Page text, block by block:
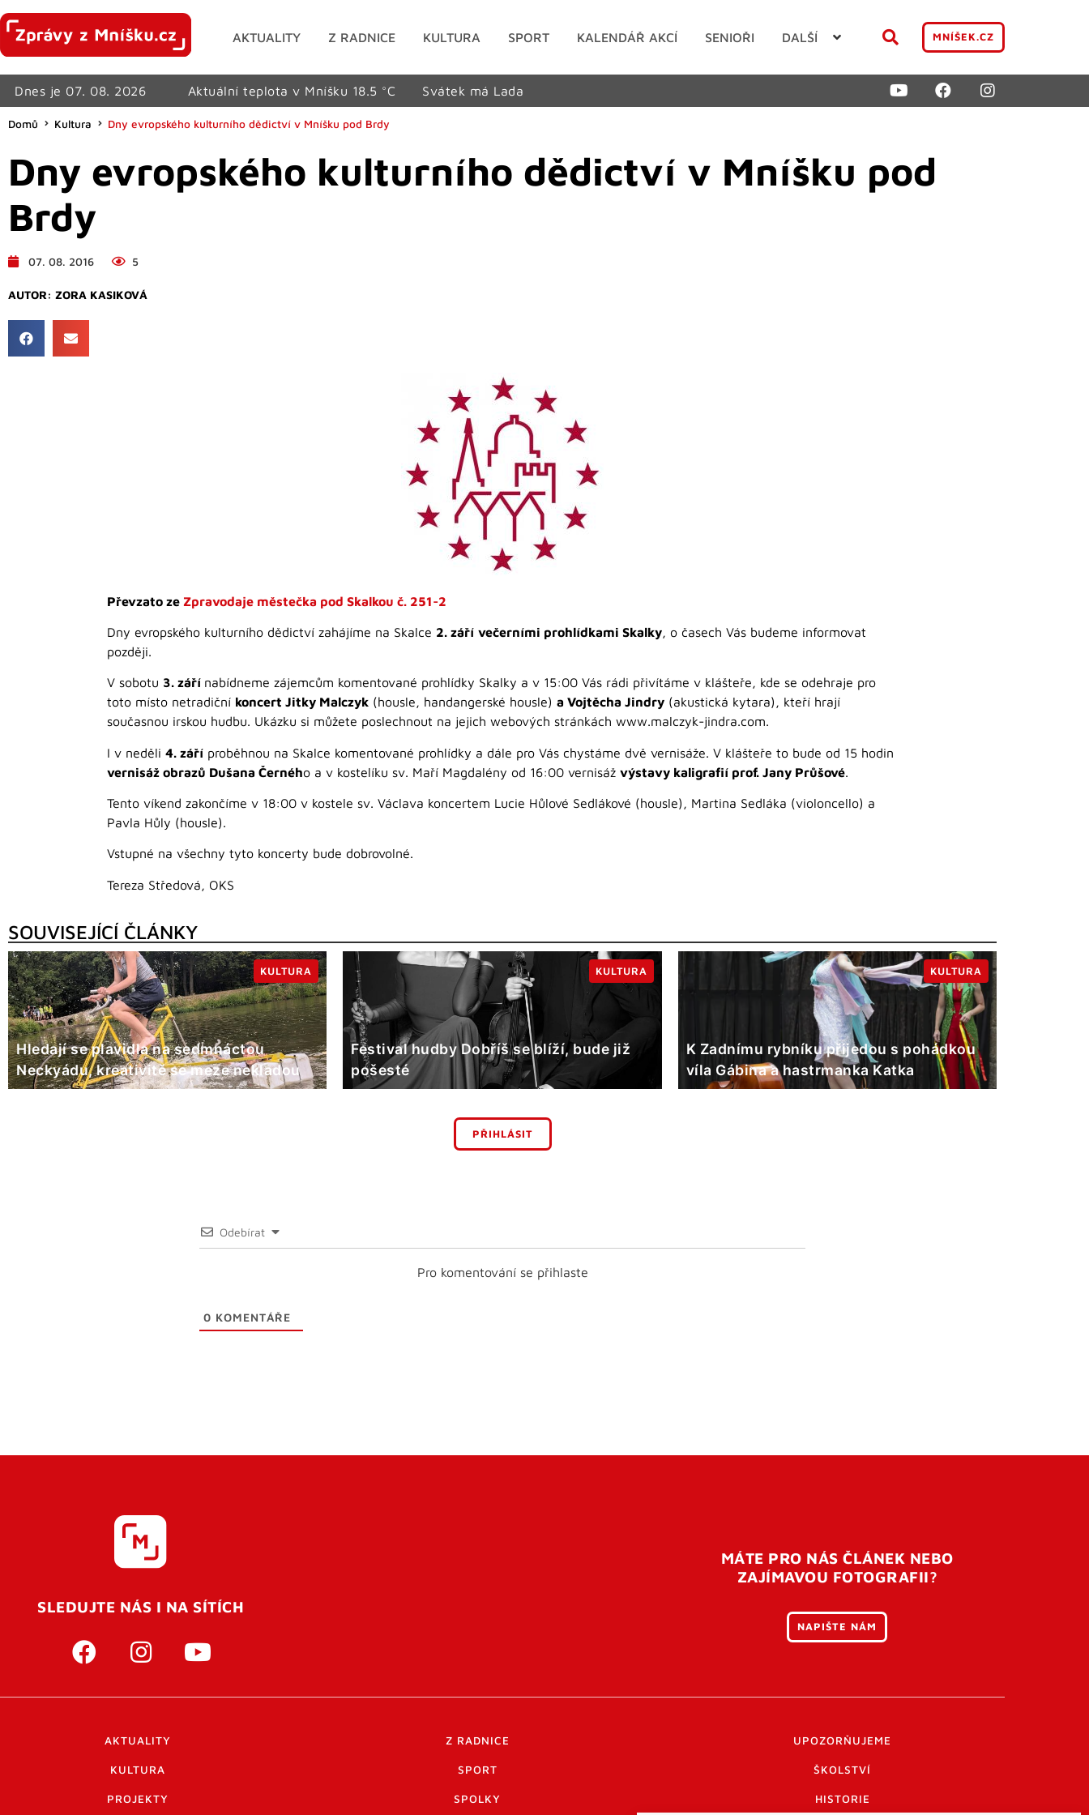
AKTUALITY Z RADNICE KULTURA SPORT KALENDÁŘ AKCÍ SENIOŘI DALŠÍ MNÍŠEK.CZ
Dnes je 07. 08. 2026 Aktuální teplota v Mníšku 18.5 °C Svátek má Lada
Domů Kultura Dny evropského kulturního dědictví v Mníšku pod Brdy
Dny evropského kulturního dědictví v Mníšku pod
Brdy
07. 08. 2016 5
AUTOR: ZORA KASIKOVÁ
Převzato ze Zpravodaje městečka pod Skalkou č. 251-2
Dny evropského kulturního dědictví zahájíme na Skalce 2. září večerními prohlídkami Skalky, o časech Vás budeme informovat
později.
V sobotu 3. září nabídneme zájemcům komentované prohlídky Skalky a v 15:00 Vás rádi přivítáme v klášteře, kde se odehraje pro
toto místo netradiční koncert Jitky Malczyk (housle, handangerské housle) a Vojtěcha Jindry (akustická kytara), kteří hrají
současnou irskou hudbu. Ukázku si můžete poslechnout na jejich webových stránkách www.malczyk-jindra.com.
I v neděli 4. září proběhnou na Skalce komentované prohlídky a dále pro Vás chystáme dvě vernisáže. V klášteře to bude od 15 hodin
vernisáž obrazů Dušana Černého a v kostelíku sv. Maří Magdalény od 16:00 vernisáž výstavy kaligrafií prof. Jany Průšové.
Tento víkend zakončíme v 18:00 v kostele sv. Václava koncertem Lucie Hůlové Sedlákové (housle), Martina Sedláka (violoncello) a
Pavla Hůly (housle).
Vstupné na všechny tyto koncerty bude dobrovolné.
Tereza Středová, OKS
SOUVISEJÍCÍ ČLÁNKY
Hledají se plavidla na sedmnáctou
Neckyádu, kreativitě se meze nekladou
KULTURA
Festival hudby Dobříš se blíží, bude již
pošesté
KULTURA
K Zadnímu rybníku přijedou s pohádkou
víla Gábina a hastrmanka Katka
KULTURA
PŘIHLÁSIT
Odebírat
Pro komentování se přihlaste
0 KOMENTÁŘE
SLEDUJTE NÁS I NA SÍTÍCH
MÁTE PRO NÁS ČLÁNEK NEBO
ZAJÍMAVOU FOTOGRAFII?
NAPIŠTE NÁM
AKTUALITY Z RADNICE UPOZORŇUJEME
KULTURA SPORT ŠKOLSTVÍ
PROJEKTY SPOLKY HISTORIE